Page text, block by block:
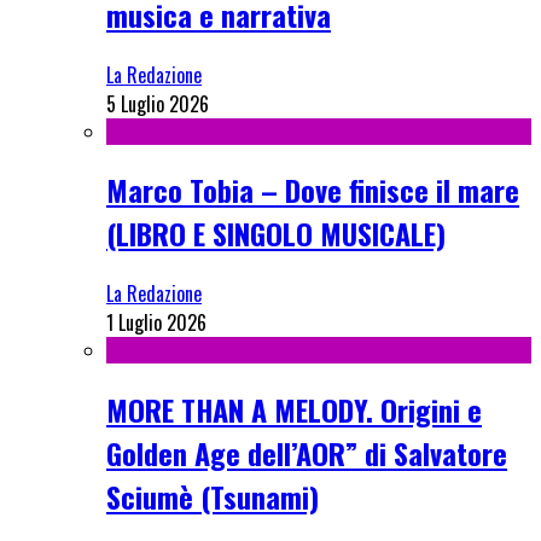
musica e narrativa
La Redazione
5 Luglio 2026
Marco Tobia – Dove finisce il mare
(LIBRO E SINGOLO MUSICALE)
La Redazione
1 Luglio 2026
MORE THAN A MELODY. Origini e
Golden Age dell’AOR” di Salvatore
Sciumè (Tsunami)